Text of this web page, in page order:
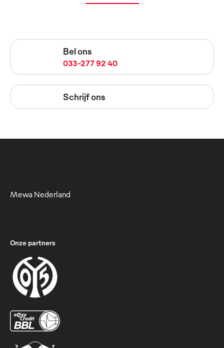
Bel ons
033-277 92 40
Schrijf ons
Mewa Nederland
Onze partners